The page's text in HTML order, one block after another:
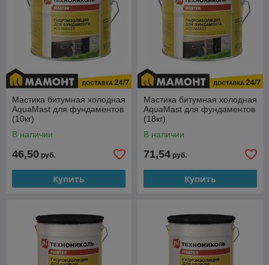
Мастика битумная холодная
AquaMast для фундаментов
(10кг)
В наличии
46,50 руб.
Купить
Мастика битумная холодная
AquaMast для фундаментов
(18кг)
В наличии
71,54 руб.
Купить